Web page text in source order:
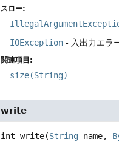
スロー:
IOException - 入出力エラ
関連項目:
size(String)
write
int write(String name,